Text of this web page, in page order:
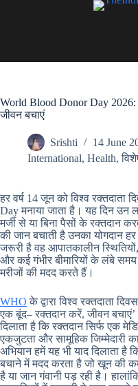
World Blood Donor Day 2026:
जीवन बचाएं
Srishti
14 June
International, Health,
हर वर्ष 14 जून को विश्व रक्तदाता
Day मनाया जाता है। यह दिन उन
मर्जी से या बिना पैसों के रक्तदान
की जान बचाती है उनका योगदान
जरूरी है वह आपातकालीन
और कई गंभीर बीमारियों के लंबे
मरीजों की मदद करते हैं।
WHO के द्वारा विश्व रक्तदाता
एक बूंद– रक्तदान करें, जीवन
दिलाता है कि रक्तदान सिर्फ एक
एकजुटता और सामूहिक जिम्मेदारी
अभियान हमें यह भी याद दिलाता है
बचाने में मदद करता है जो खून की
है या जान गंवानी पड़ रही है।